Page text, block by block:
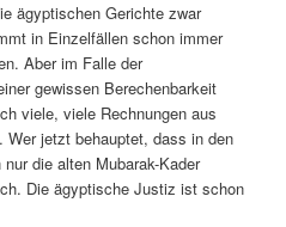
ägyptischen Gerichte zwar
in Einzelfällen schon immer
Aber im Falle der
gewissen Berechenbarkeit
viele, viele Rechnungen aus
Wer jetzt behauptet, dass in den
die alten Mubarak-Kader
Die ägyptische Justiz ist schon